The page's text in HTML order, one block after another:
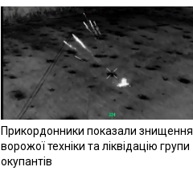
Прикордонники показали знищення
ворожої техніки та ліквідацію групи
окупантів